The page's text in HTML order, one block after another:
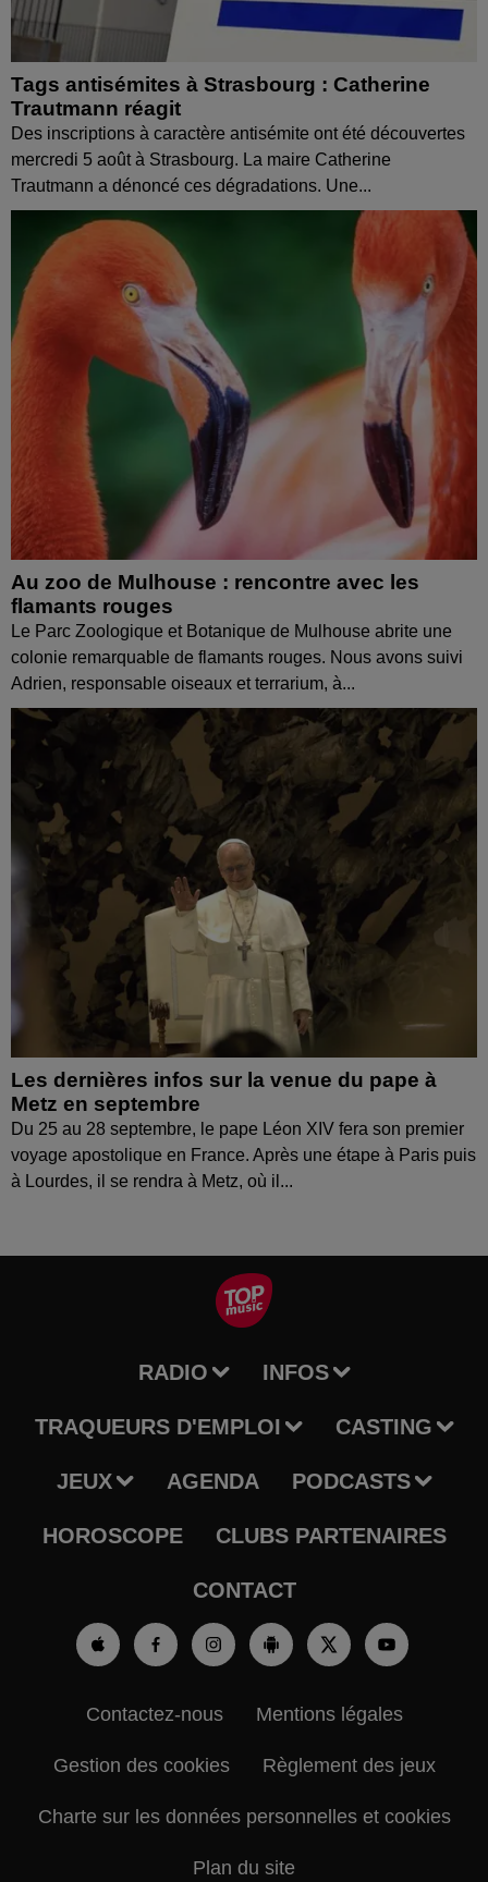
Tags antisémites à Strasbourg : Catherine
Trautmann réagit
Des inscriptions à caractère antisémite ont été découvertes
mercredi 5 août à Strasbourg. La maire Catherine
Trautmann a dénoncé ces dégradations. Une...
Au zoo de Mulhouse : rencontre avec les
flamants rouges
Le Parc Zoologique et Botanique de Mulhouse abrite une
colonie remarquable de flamants rouges. Nous avons suivi
Adrien, responsable oiseaux et terrarium, à...
Les dernières infos sur la venue du pape à
Metz en septembre
Du 25 au 28 septembre, le pape Léon XIV fera son premier
voyage apostolique en France. Après une étape à Paris puis
à Lourdes, il se rendra à Metz, où il...
RADIO INFOS
TRAQUEURS D'EMPLOI CASTING
JEUX AGENDA PODCASTS
HOROSCOPE CLUBS PARTENAIRES
CONTACT
Contactez-nous Mentions légales
Gestion des cookies Règlement des jeux
Charte sur les données personnelles et cookies
Plan du site